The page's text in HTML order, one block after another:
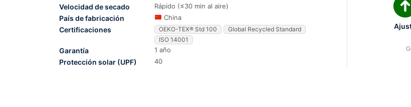
Velocidad de secado Rápido (≤30 min al aire)
País de fabricación China
Certificaciones OEKO-TEX® Std 100
Global Recycled Standard
ISO 14001
Garantía 1 año
Protección solar (UPF) 40